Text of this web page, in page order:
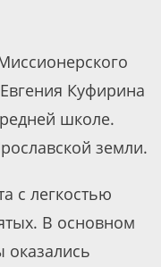
Куфирина
школе.
земли.
с легкостью
В основном
оказались